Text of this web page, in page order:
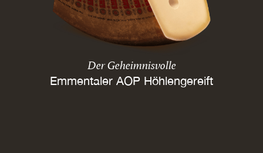
Der Geheimnisvolle
Emmentaler AOP Höhlengereift